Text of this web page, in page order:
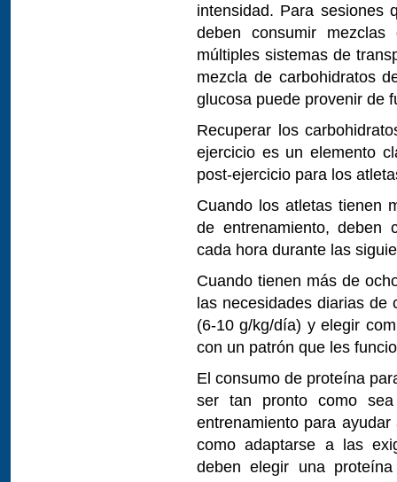
intensidad. Para sesiones
deben consumir
múltiples sistemas de
mezcla de carbohidratos
glucosa puede provenir de
Recuperar los
ejercicio es un elemento
post-ejercicio para los
Cuando los atletas tienen
de entrenamiento, deben
cada hora durante las
Cuando tienen más de
las necesidades diarias de
(6-10 g/kg/día) y elegir
con un patrón que les
El consumo de proteína
ser tan pronto como
entrenamiento para
como adaptarse a las
deben elegir una